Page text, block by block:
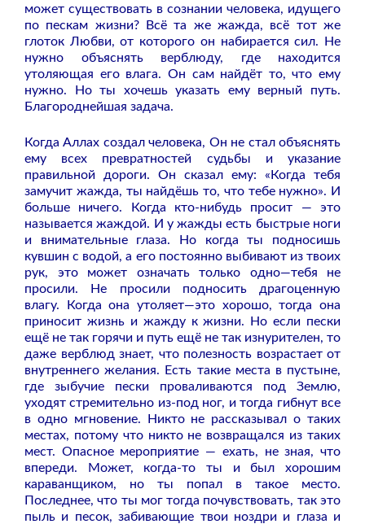
может существовать в сознании человека, идущего
по пескам жизни? Всё та же жажда, всё тот же
глоток Любви, от которого он набирается сил. Не
нужно объяснять верблюду, где находится
утоляющая его влага. Он сам найдёт то, что ему
нужно. Но ты хочешь указать ему верный путь.
Благороднейшая задача.
Когда Аллах создал человека, Он не стал объяснять
ему всех превратностей судьбы и указание
правильной дороги. Он сказал ему: «Когда тебя
замучит жажда, ты найдёшь то, что тебе нужно». И
больше ничего. Когда кто-нибудь просит — это
называется жаждой. И у жажды есть быстрые ноги
и внимательные глаза.
Но когда ты подносишь
кувшин с водой, а его постоянно выбивают из твоих
рук, это может означать только одно—тебя не
просили.
Не просили подносить драгоценную
влагу. Когда она утоляет—это хорошо, тогда она
приносит жизнь и жажду к жизни. Но если пески
ещё не так горячи и путь ещё не так изнурителен, то
даже верблюд знает, что полезность возрастает от
внутреннего желания. Есть такие места в пустыне,
где зыбучие пески проваливаются под Землю,
уходят стремительно из-под ног, и тогда гибнут все
в одно мгновение. Никто не рассказывал о таких
местах, потому что никто не возвращался из таких
мест. Опасное мероприятие — ехать, не зная, что
впереди. Может, когда-то ты и был хорошим
караванщиком, но ты попал в такое место.
Последнее, что ты мог тогда почувствовать, так это
пыль и песок, забивающие твои ноздри и глаза и